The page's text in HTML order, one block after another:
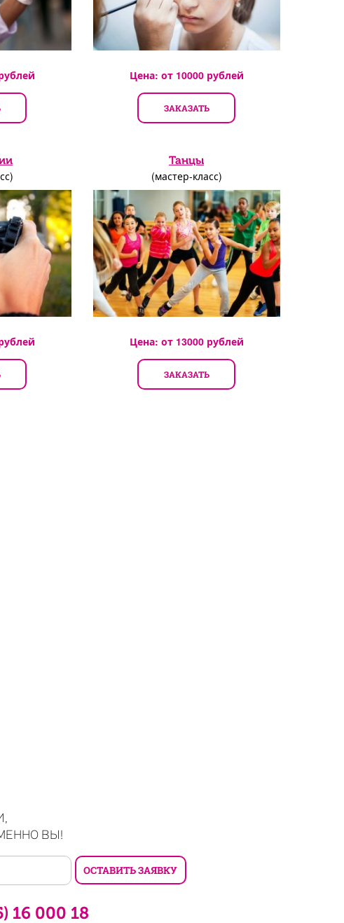
Цена: от 10000рублей
ЗАКАЗАТЬ
Танцы
(мастер-класс)
Цена: от 13000рублей
ЗАКАЗАТЬ
ВЫ!
16 000 18